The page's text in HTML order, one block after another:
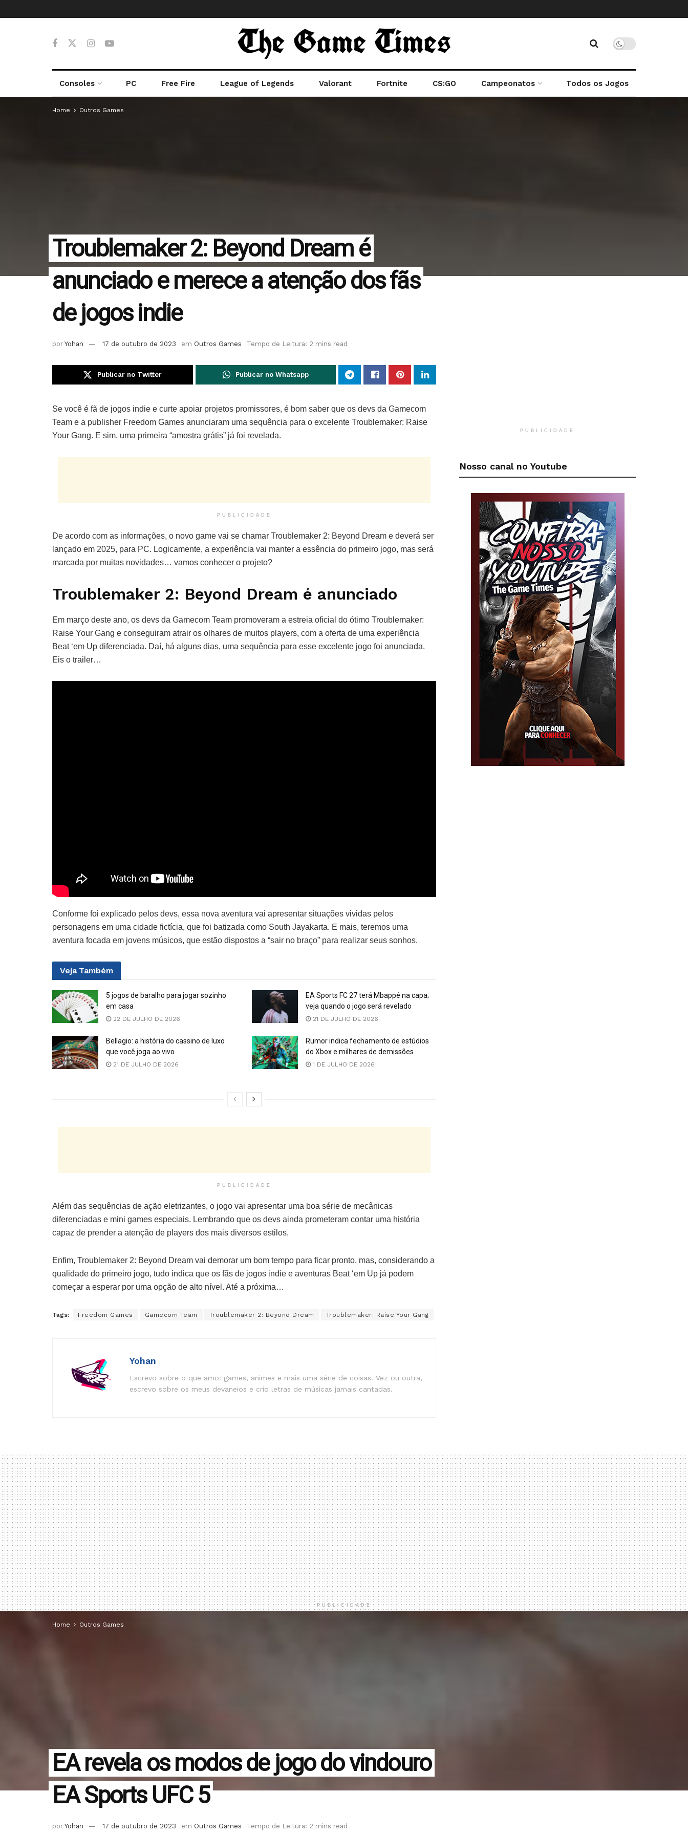
Consoles PC Free Fire League of Legends Valorant Fortnite CS:GO Campeonatos Todos os Jogos
Home Outros Games
Troublemaker 2: Beyond Dream é
anunciado e merece a atenção dos fãs
de jogos indie
por Yohan 17 de outubro de 2023 em Outros Games Tempo de Leitura: 2 mins read
Publicar no Twitter Publicar no Whatsapp
Se você é fã de jogos indie e curte apoiar projetos promissores, é bom saber que os devs da Gamecom
Team e a publisher Freedom Games anunciaram uma sequência para o excelente Troublemaker: Raise
Your Gang. E sim, uma primeira “amostra grátis” já foi revelada.
PUBLICIDADE
De acordo com as informações, o novo game vai se chamar Troublemaker 2: Beyond Dream e deverá ser
lançado em 2025, para PC. Logicamente, a experiência vai manter a essência do primeiro jogo, mas será
marcada por muitas novidades… vamos conhecer o projeto?
Troublemaker 2: Beyond Dream é anunciado
Em março deste ano, os devs da Gamecom Team promoveram a estreia oficial do ótimo Troublemaker:
Raise Your Gang e conseguiram atrair os olhares de muitos players, com a oferta de uma experiência
Beat ‘em Up diferenciada. Daí, há alguns dias, uma sequência para esse excelente jogo foi anunciada.
Eis o trailer…
Conforme foi explicado pelos devs, essa nova aventura vai apresentar situações vividas pelos
personagens em uma cidade fictícia, que foi batizada como South Jayakarta. E mais, teremos uma
aventura focada em jovens músicos, que estão dispostos a “sair no braço” para realizar seus sonhos.
Veja Também
5 jogos de baralho para jogar sozinho
em casa
22 DE JULHO DE 2026
EA Sports FC 27 terá Mbappé na capa;
veja quando o jogo será revelado
21 DE JULHO DE 2026
Bellagio: a história do cassino de luxo
que você joga ao vivo
21 DE JULHO DE 2026
Rumor indica fechamento de estúdios
do Xbox e milhares de demissões
1 DE JULHO DE 2026
PUBLICIDADE
Além das sequências de ação eletrizantes, o jogo vai apresentar uma boa série de mecânicas
diferenciadas e mini games especiais. Lembrando que os devs ainda prometeram contar uma história
capaz de prender a atenção de players dos mais diversos estilos.
Enfim, Troublemaker 2: Beyond Dream vai demorar um bom tempo para ficar pronto, mas, considerando a
qualidade do primeiro jogo, tudo indica que os fãs de jogos indie e aventuras Beat ‘em Up já podem
começar a esperar por uma opção de alto nível. Até a próxima…
Tags: Freedom Games Gamecom Team Troublemaker 2: Beyond Dream Troublemaker: Raise Your Gang
Yohan
Escrevo sobre o que amo: games, animes e mais uma série de coisas. Vez ou outra,
escrevo sobre os meus devaneios e crio letras de músicas jamais cantadas.
PUBLICIDADE
Nosso canal no Youtube
PUBLICIDADE
Home Outros Games
EA revela os modos de jogo do vindouro
EA Sports UFC 5
por Yohan 17 de outubro de 2023 em Outros Games Tempo de Leitura: 2 mins read